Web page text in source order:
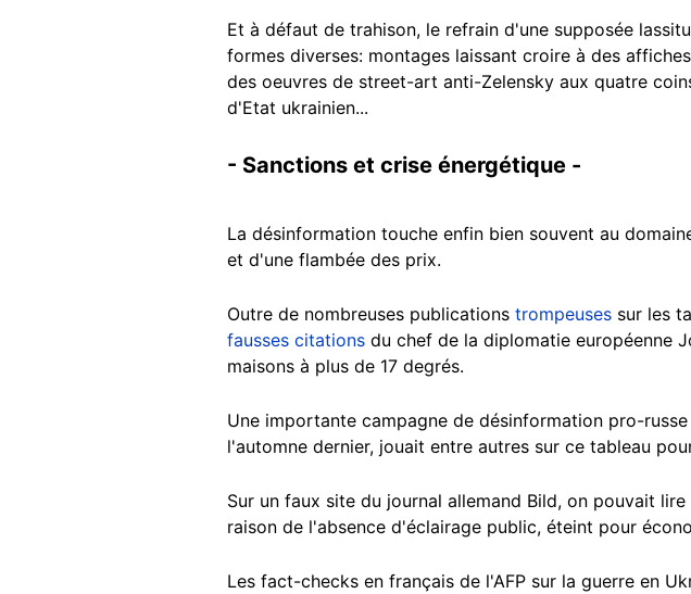
Et à défaut de trahison, le refrain d'une supposée
formes diverses: montages laissant croire à des
des oeuvres de street-art anti-Zelensky aux quatre
d'Etat ukrainien...
- Sanctions et crise énergétique -
La désinformation touche enfin bien souvent au
et d'une flambée des prix.
Outre de nombreuses publications trompeuses sur les
fausses citations du chef de la diplomatie européenne
maisons à plus de 17 degrés.
Une importante campagne de désinformation pro-
l'automne dernier, jouait entre autres sur ce tableau
Sur un faux site du journal allemand Bild, on pouvait
raison de l'absence d'éclairage public, éteint pour
Les fact-checks en français de l'AFP sur la guerre en